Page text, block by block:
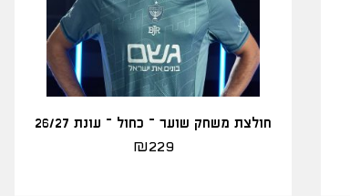
חולצת משחק שוער – כחול – עונת 26/27
₪229